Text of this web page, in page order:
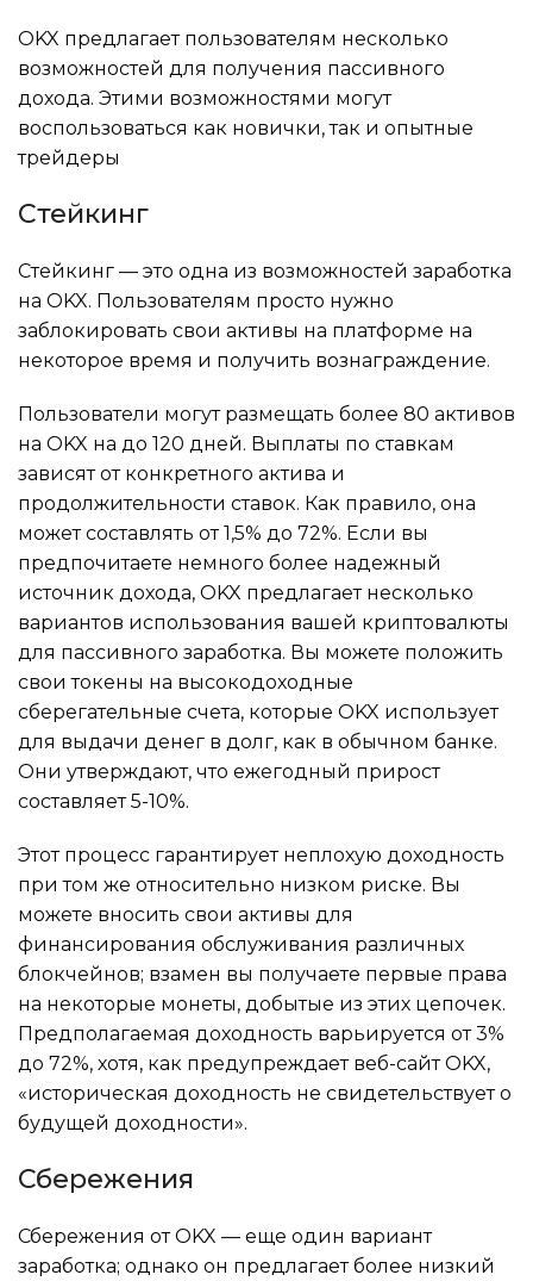
OKX предлагает пользователям несколько
возможностей для получения пассивного
дохода. Этими возможностями могут
воспользоваться как новички, так и опытные
трейдеры
Стейкинг
Стейкинг — это одна из возможностей заработка
на OKX. Пользователям просто нужно
заблокировать свои активы на платформе на
некоторое время и получить вознаграждение.
Пользователи могут размещать более 80 активов
на OKX на до 120 дней. Выплаты по ставкам
зависят от конкретного актива и
продолжительности ставок. Как правило, она
может составлять от 1,5% до 72%. Если вы
предпочитаете немного более надежный
источник дохода, OKX предлагает несколько
вариантов использования вашей криптовалюты
для пассивного заработка. Вы можете положить
свои токены на высокодоходные
сберегательные счета, которые OKX использует
для выдачи денег в долг, как в обычном банке.
Они утверждают, что ежегодный прирост
составляет 5-10%.
Этот процесс гарантирует неплохую доходность
при том же относительно низком риске. Вы
можете вносить свои активы для
финансирования обслуживания различных
блокчейнов; взамен вы получаете первые права
на некоторые монеты, добытые из этих цепочек.
Предполагаемая доходность варьируется от 3%
до 72%, хотя, как предупреждает веб-сайт OKX,
«историческая доходность не свидетельствует о
будущей доходности».
Сбережения
Сбережения от OKX — еще один вариант
заработка; однако он предлагает более низкий